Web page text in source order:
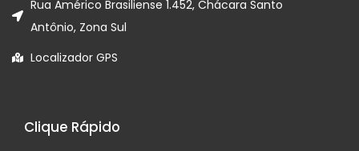
Rua Américo Brasiliense 1.452, Chácara Santo
Antônio, Zona Sul
Localizador GPS
Clique Rápido